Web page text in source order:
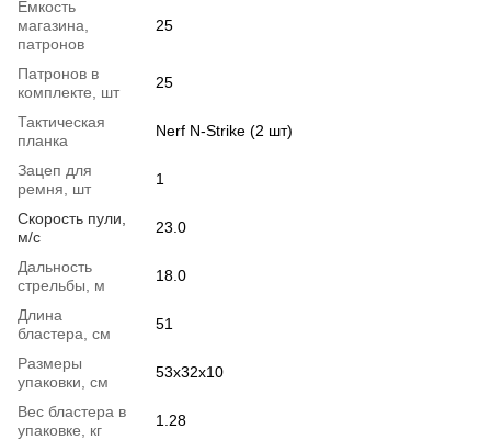
Емкость
магазина,
патронов
25
Патронов в
комплекте, шт
25
Тактическая
планка
Nerf N-Strike (2 шт)
Зацеп для
ремня, шт
1
Скорость пули,
м/с
23.0
Дальность
стрельбы, м
18.0
Длина
бластера, см
51
Размеры
упаковки, см
53x32x10
Вес бластера в
упаковке, кг
1.28